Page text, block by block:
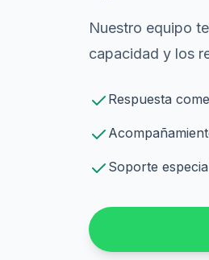
Nuestro equipo
capacidad y los
Respuesta
Soporte